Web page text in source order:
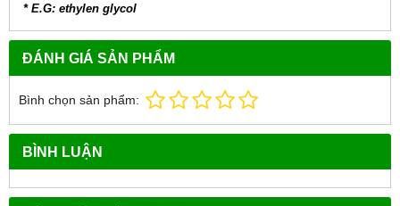
* E.G: ethylen glycol
ĐÁNH GIÁ SẢN PHẨM
Bình chọn sản phẩm:
BÌNH LUẬN